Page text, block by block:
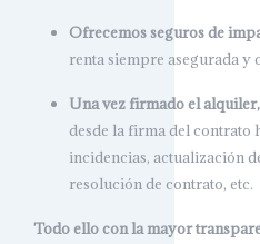
Ofrecemos seguros de
renta siempre asegurada y
Una vez firmado el
desde la firma del contrato
incidencias, actualización
resolución de contrato, etc.
Todo ello con la mayor